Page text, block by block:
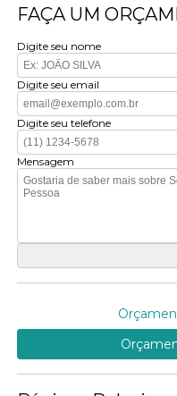
FAÇA UM
Digite seu nome
Digite seu email
Digite seu telefone
Mensagem